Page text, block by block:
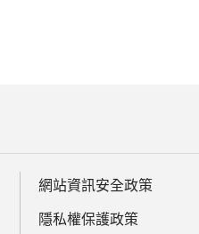
網站資訊安全政策
隱私權保護政策